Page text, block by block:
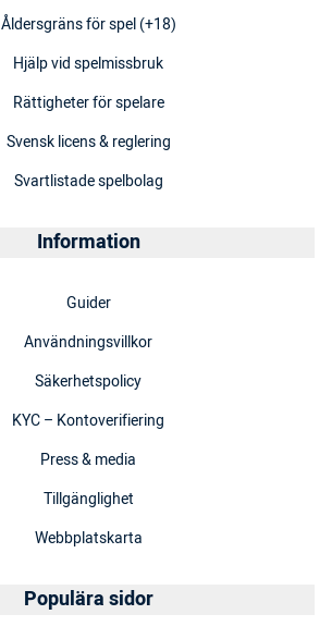
Åldersgräns för spel (+18)
Hjälp vid spelmissbruk
Rättigheter för spelare
Svensk licens & reglering
Svartlistade spelbolag
Information
Guider
Användningsvillkor
Säkerhetspolicy
KYC – Kontoverifiering
Press & media
Tillgänglighet
Webbplatskarta
Populära sidor